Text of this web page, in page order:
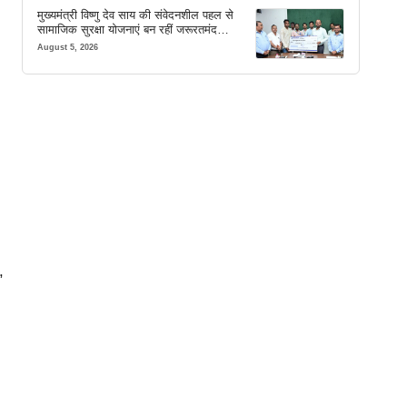
मुख्यमंत्री विष्णु देव साय की संवेदनशील पहल से
सामाजिक सुरक्षा योजनाएं बन रहीं जरूरतमंद
परिवारों का मजबूत सहारा
August 5, 2026